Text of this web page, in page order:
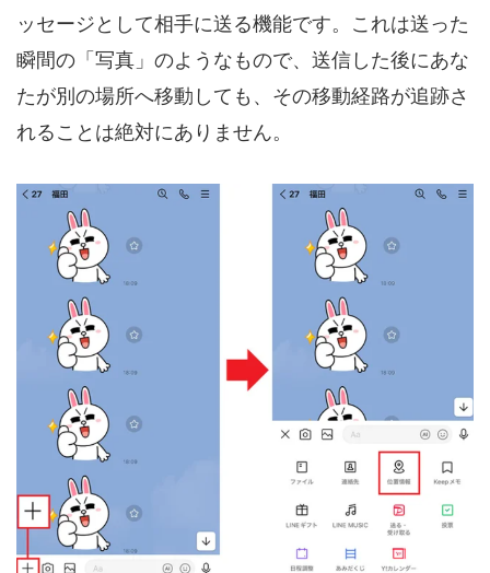
ッセージとして相手に送る機能です。これは送った
瞬間の「写真」のようなもので、送信した後にあな
たが別の場所へ移動しても、その移動経路が追跡さ
れることは絶対にありません。